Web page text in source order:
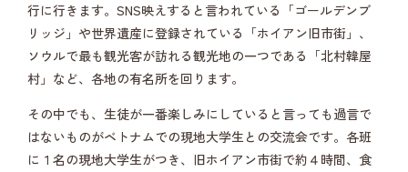
行に行きます。SNS映えすると言われている「ゴールデンブ
リッジ」や世界遺産に登録されている「ホイアン旧市街」、
ソウルで最も観光客が訪れる観光地の一つである「北村韓屋
村」など、各地の有名所を回ります。
その中でも、生徒が一番楽しみにしていると言っても過言で
はないものがベトナムでの現地大学生との交流会です。各班
に１名の現地大学生がつき、旧ホイアン市街で約４時間、食